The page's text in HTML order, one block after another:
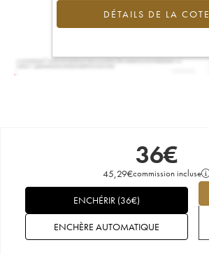
DÉTAILS DE LA COTE
36€
45,29€commission incluse
ENCHÉRIR (36€)
ENCHÈRE AUTOMATIQUE